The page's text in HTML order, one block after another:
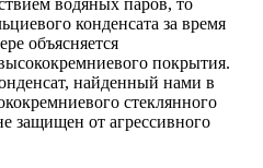
водяных паров, то
конденсата за время
объясняется
покрытия.
найденный нами в
стеклянного
защищен от агрессивного